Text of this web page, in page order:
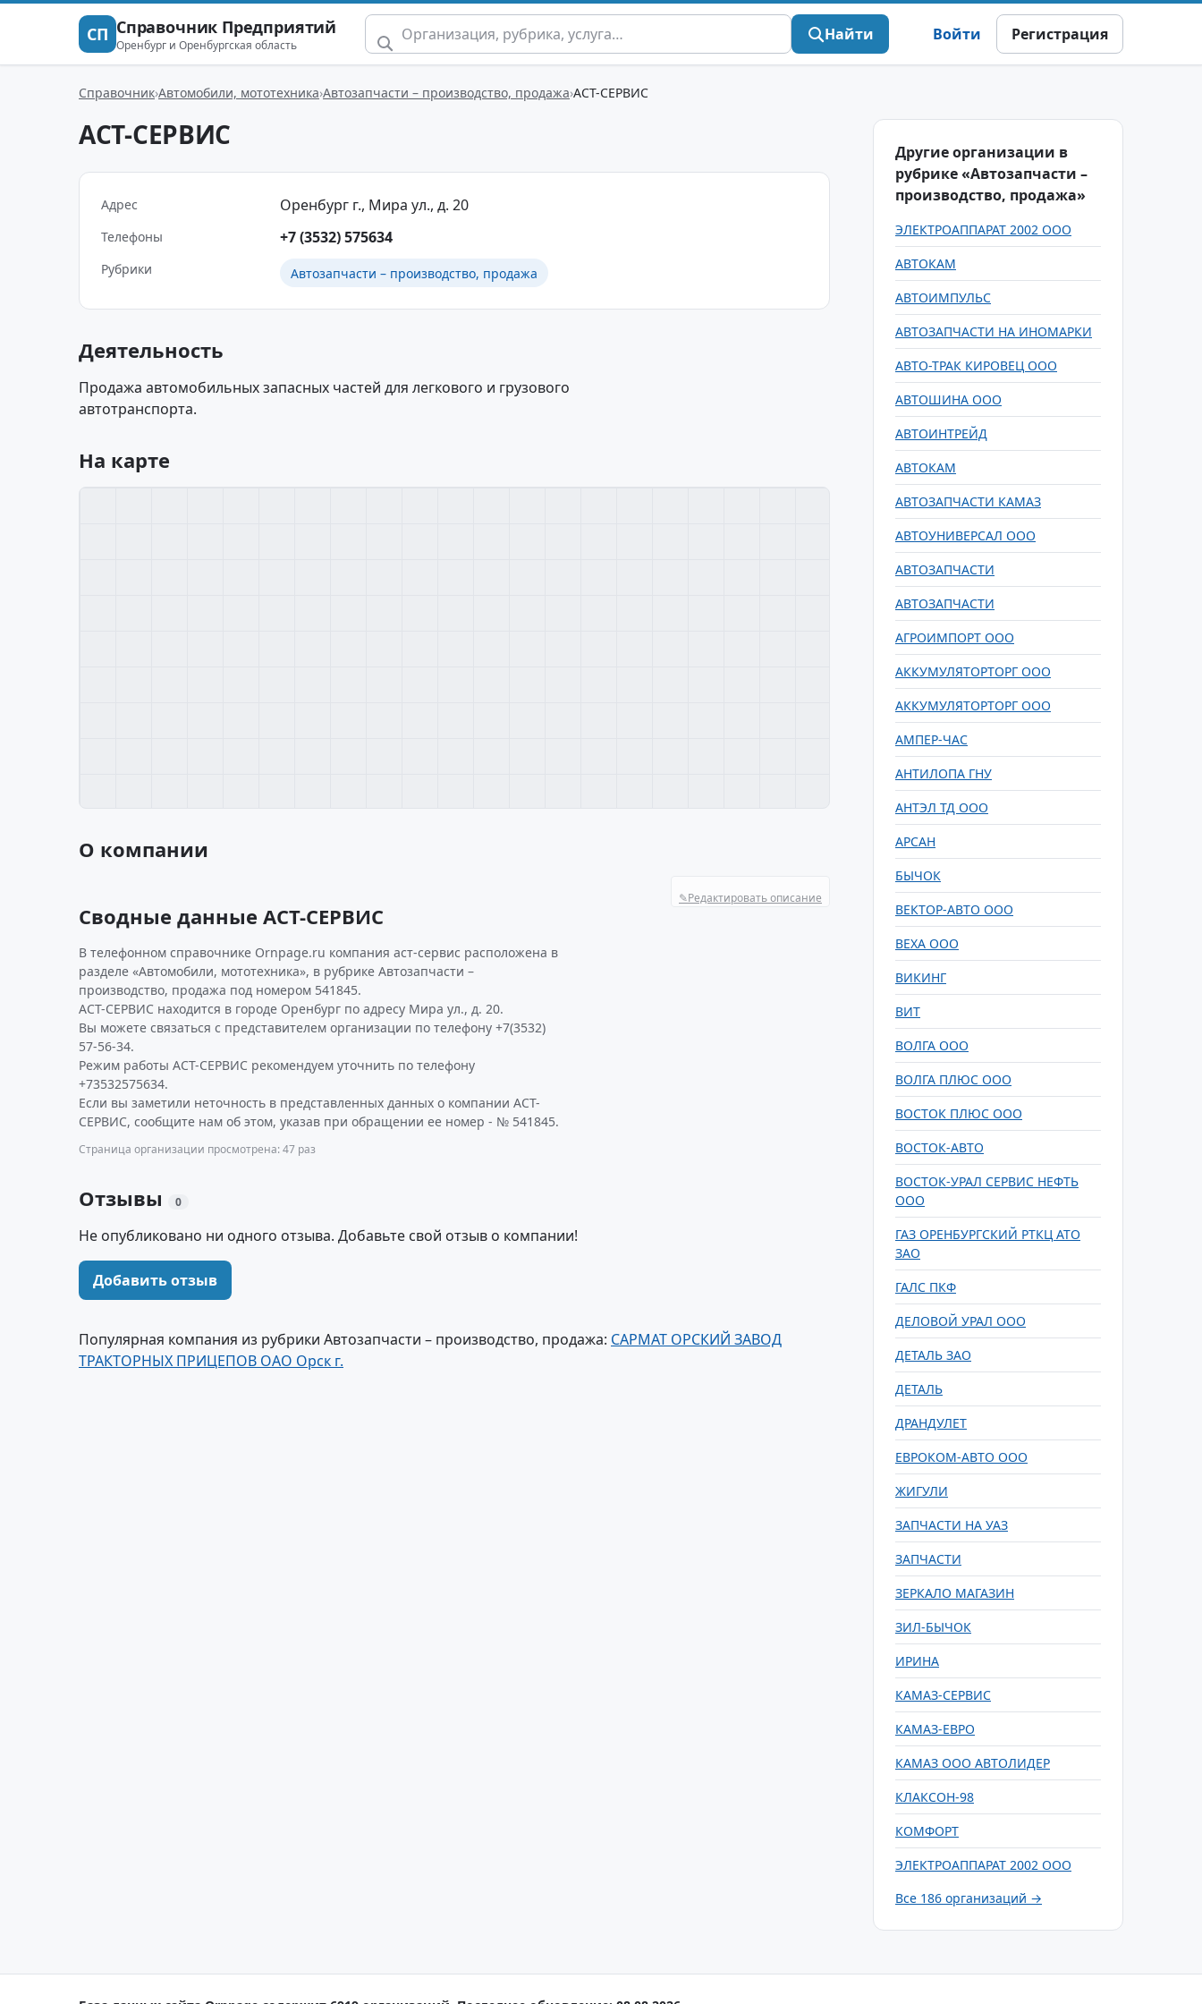
СП Справочник Предприятий
Оренбург и Оренбургская область
Найти Войти Регистрация
Справочник Автомобили, мототехника Автозапчасти – производство, продажа АСТ-СЕРВИС
АСТ-СЕРВИС
Адрес Оренбург г., Мира ул., д. 20
Телефоны +7 (3532) 575634
Рубрики Автозапчасти – производство, продажа
Деятельность
Продажа автомобильных запасных частей для легкового и грузового
автотранспорта.
На карте
О компании
✎Редактировать описание
Сводные данные АСТ-СЕРВИС
В телефонном справочнике Ornpage.ru компания аст-сервис расположена в
разделе «Автомобили, мототехника», в рубрике Автозапчасти –
производство, продажа под номером 541845.
АСТ-СЕРВИС находится в городе Оренбург по адресу Мира ул., д. 20.
Вы можете связаться с представителем организации по телефону +7(3532)
57-56-34.
Режим работы АСТ-СЕРВИС рекомендуем уточнить по телефону
+73532575634.
Если вы заметили неточность в представленных данных о компании АСТ-
СЕРВИС, сообщите нам об этом, указав при обращении ее номер - № 541845.
Страница организации просмотрена: 47 раз
Отзывы 0
Не опубликовано ни одного отзыва. Добавьте свой отзыв о компании!
Добавить отзыв
Популярная компания из рубрики Автозапчасти – производство, продажа: САРМАТ ОРСКИЙ ЗАВОД
ТРАКТОРНЫХ ПРИЦЕПОВ ОАО Орск г.
Другие организации в
рубрике «Автозапчасти –
производство, продажа»
ЭЛЕКТРОАППАРАТ 2002 ООО
АВТОКАМ
АВТОИМПУЛЬС
АВТОЗАПЧАСТИ НА ИНОМАРКИ
АВТО-ТРАК КИРОВЕЦ ООО
АВТОШИНА ООО
АВТОИНТРЕЙД
АВТОКАМ
АВТОЗАПЧАСТИ КАМАЗ
АВТОУНИВЕРСАЛ ООО
АВТОЗАПЧАСТИ
АВТОЗАПЧАСТИ
АГРОИМПОРТ ООО
АККУМУЛЯТОРТОРГ ООО
АККУМУЛЯТОРТОРГ ООО
АМПЕР-ЧАС
АНТИЛОПА ГНУ
АНТЭЛ ТД ООО
АРСАН
БЫЧОК
ВЕКТОР-АВТО ООО
ВЕХА ООО
ВИКИНГ
ВИТ
ВОЛГА ООО
ВОЛГА ПЛЮС ООО
ВОСТОК ПЛЮС ООО
ВОСТОК-АВТО
ВОСТОК-УРАЛ СЕРВИС НЕФТЬ
ООО
ГАЗ ОРЕНБУРГСКИЙ РТКЦ АТО
ЗАО
ГАЛС ПКФ
ДЕЛОВОЙ УРАЛ ООО
ДЕТАЛЬ ЗАО
ДЕТАЛЬ
ДРАНДУЛЕТ
ЕВРОКОМ-АВТО ООО
ЖИГУЛИ
ЗАПЧАСТИ НА УАЗ
ЗАПЧАСТИ
ЗЕРКАЛО МАГАЗИН
ЗИЛ-БЫЧОК
ИРИНА
КАМАЗ-СЕРВИС
КАМАЗ-ЕВРО
КАМАЗ ООО АВТОЛИДЕР
КЛАКСОН-98
КОМФОРТ
ЭЛЕКТРОАППАРАТ 2002 ООО
Все 186 организаций →